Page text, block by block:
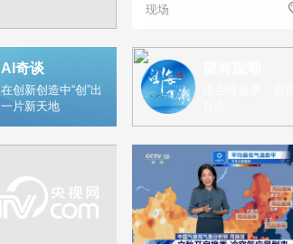
现场
AI奇谈
在创新创造中“创”出
一片新天地